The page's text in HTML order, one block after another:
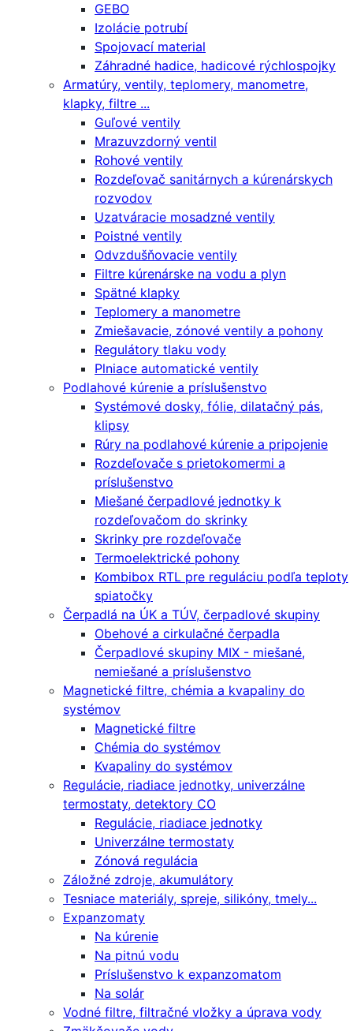
GEBO
Izolácie potrubí
Spojovací material
Záhradné hadice, hadicové rýchlospojky
Armatúry, ventily, teplomery, manometre,
klapky, filtre ...
Guľové ventily
Mrazuvzdorný ventil
Rohové ventily
Rozdeľovač sanitárnych a kúrenárskych
rozvodov
Uzatváracie mosadzné ventily
Poistné ventily
Odvzdušňovacie ventily
Filtre kúrenárske na vodu a plyn
Spätné klapky
Teplomery a manometre
Zmiešavacie, zónové ventily a pohony
Regulátory tlaku vody
Plniace automatické ventily
Podlahové kúrenie a príslušenstvo
Systémové dosky, fólie, dilatačný pás,
klipsy
Rúry na podlahové kúrenie a pripojenie
Rozdeľovače s prietokomermi a
príslušenstvo
Miešané čerpadlové jednotky k
rozdeľovačom do skrinky
Skrinky pre rozdeľovače
Termoelektrické pohony
Kombibox RTL pre reguláciu podľa teploty
spiatočky
Čerpadlá na ÚK a TÚV, čerpadlové skupiny
Obehové a cirkulačné čerpadla
Čerpadlové skupiny MIX - miešané,
nemiešané a príslušenstvo
Magnetické filtre, chémia a kvapaliny do
systémov
Magnetické filtre
Chémia do systémov
Kvapaliny do systémov
Regulácie, riadiace jednotky, univerzálne
termostaty, detektory CO
Regulácie, riadiace jednotky
Univerzálne termostaty
Zónová regulácia
Záložné zdroje, akumulátory
Tesniace materiály, spreje, silikóny, tmely...
Expanzomaty
Na kúrenie
Na pitnú vodu
Príslušenstvo k expanzomatom
Na solár
Vodné filtre, filtračné vložky a úprava vody